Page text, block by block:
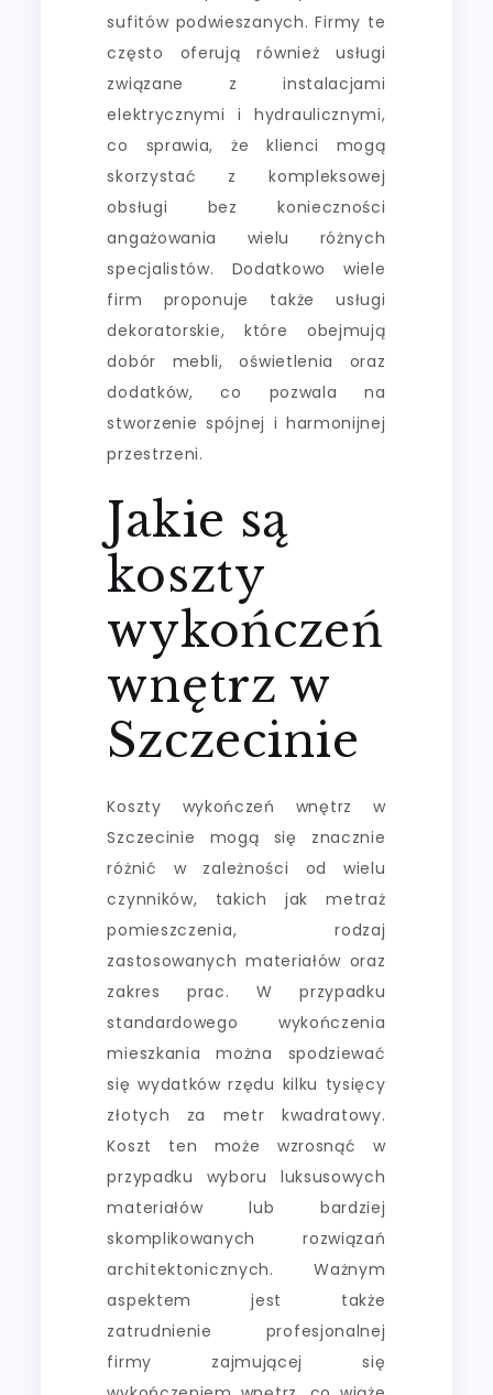
sufitów podwieszanych. Firmy te
często oferują również usługi
związane z instalacjami
elektrycznymi i hydraulicznymi,
co sprawia, że klienci mogą
skorzystać z kompleksowej
obsługi bez konieczności
angażowania wielu różnych
specjalistów. Dodatkowo wiele
firm proponuje także usługi
dekoratorskie, które obejmują
dobór mebli, oświetlenia oraz
dodatków, co pozwala na
stworzenie spójnej i harmonijnej
przestrzeni.
Jakie są
koszty
wykończeń
wnętrz w
Szczecinie
Koszty wykończeń wnętrz w
Szczecinie mogą się znacznie
różnić w zależności od wielu
czynników, takich jak metraż
pomieszczenia, rodzaj
zastosowanych materiałów oraz
zakres prac. W przypadku
standardowego wykończenia
mieszkania można spodziewać
się wydatków rzędu kilku tysięcy
złotych za metr kwadratowy.
Koszt ten może wzrosnąć w
przypadku wyboru luksusowych
materiałów lub bardziej
skomplikowanych rozwiązań
architektonicznych. Ważnym
aspektem jest także
zatrudnienie profesjonalnej
firmy zajmującej się